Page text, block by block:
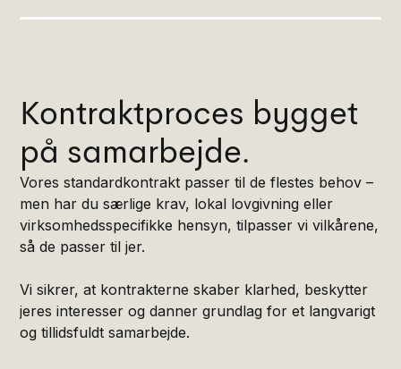
Kontraktproces bygget
på samarbejde.
Vores standardkontrakt passer til de flestes behov –
men har du særlige krav, lokal lovgivning eller
virksomhedsspecifikke hensyn, tilpasser vi vilkårene,
så de passer til jer.
Vi sikrer, at kontrakterne skaber klarhed, beskytter
jeres interesser og danner grundlag for et langvarigt
og tillidsfuldt samarbejde.